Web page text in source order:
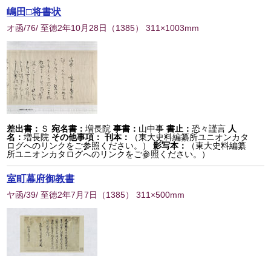
嶋田□将書状
オ函/76/ 至徳2年10月28日 （1385） 311×1003mm
差出書： Ｓ 宛名書：増長院 事書： 山中事書止：恐々謹言 人
名：増長院 その他事項： 刊本：
（東大史料編纂所ユニオンカタ
ログへのリンクをご参照ください。）
影写本：
（東大史料編纂
所ユニオンカタログへのリンクをご参照ください。）
室町幕府御教書
ヤ函/39/ 至徳2年7月7日 （1385） 311×500mm